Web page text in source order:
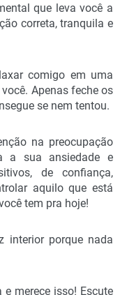
que leva você a
correta, tranquila e
comigo em uma
Apenas feche os
se nem tentou.
na preocupação
a sua ansiedade e
de confiança,
aquilo que está
tem pra hoje!
interior porque nada
e merece isso! Escute